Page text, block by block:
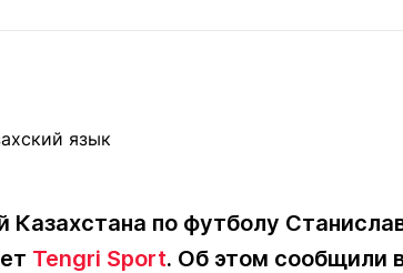
Казахстана по футболу
Tengri Sport. Об этом сообщили